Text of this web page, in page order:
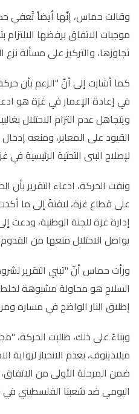
وقالت حماس، إنّها أيضاً تُعفي
موجبات الاتفاق برفضها الالتزام
تجاوزها، والتركيز على مسألة نزع
كما أشارت إلى أنّ "الزعم بأن
في إعادة الإعمار في غزة هو
ويتجاهل عدم التزام الاحتلال
القيود على المعابر، ومنعه
لإصلاح البنى التحتية الرئيسية في
ونفت الحركة، ادعاء التقرير
على قطاع غزة، لافتةً إلى ما أكدت
إدارة غزة للجنة الوطنية، ودعت
يواصل الاحتلال منعها من
ورأت حماس أنّ "تبني التقرير
السلاح هو محاولة مشبوهة
إطلاق النار الواضح في مساره
وبناءً على ذلك، طالبت الحركة،
ميلادينوف، بعدم الانحياز لرواية
ضمن المرحلة الأولى من
اليومي ضد شعبنا الفلسطيني في